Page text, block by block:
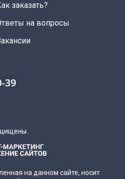
заказать?
на вопросы
на данном сайте, носит